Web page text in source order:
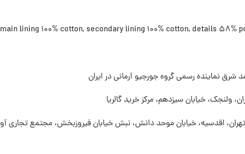
lining 100% cotton, secondary lining 100% cotton, details 58%
شرق نماینده رسمی گروه جورجیو آرمانی در ایران
ولنجک، خیابان سیزدهم، مرکز خرید گالریا
اقدسیه، خیابان موحد دانش، نبش خیابان فیروزبخش، مجتمع تجاری